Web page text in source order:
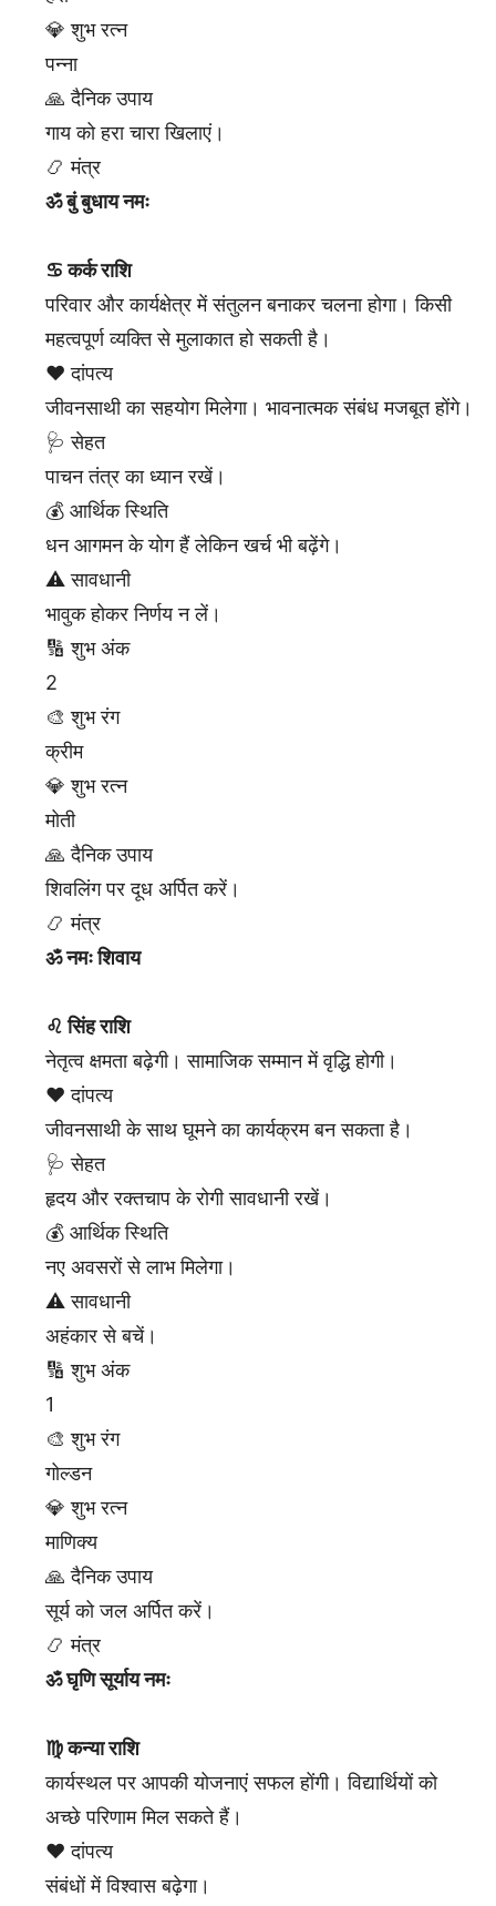
💎 शुभ रत्न
पन्ना
🙏 दैनिक उपाय
गाय को हरा चारा खिलाएं।
📿 मंत्र
ॐ बुं बुधाय नमः
♋ कर्क राशि
परिवार और कार्यक्षेत्र में संतुलन बनाकर चलना होगा। किसी
महत्वपूर्ण व्यक्ति से मुलाकात हो सकती है।
❤️ दांपत्य
जीवनसाथी का सहयोग मिलेगा। भावनात्मक संबंध मजबूत होंगे।
🩺 सेहत
पाचन तंत्र का ध्यान रखें।
💰 आर्थिक स्थिति
धन आगमन के योग हैं लेकिन खर्च भी बढ़ेंगे।
⚠️ सावधानी
भावुक होकर निर्णय न लें।
🔢 शुभ अंक
2
🎨 शुभ रंग
क्रीम
💎 शुभ रत्न
मोती
🙏 दैनिक उपाय
शिवलिंग पर दूध अर्पित करें।
📿 मंत्र
ॐ नमः शिवाय
♌ सिंह राशि
नेतृत्व क्षमता बढ़ेगी। सामाजिक सम्मान में वृद्धि होगी।
❤️ दांपत्य
जीवनसाथी के साथ घूमने का कार्यक्रम बन सकता है।
🩺 सेहत
हृदय और रक्तचाप के रोगी सावधानी रखें।
💰 आर्थिक स्थिति
नए अवसरों से लाभ मिलेगा।
⚠️ सावधानी
अहंकार से बचें।
🔢 शुभ अंक
1
🎨 शुभ रंग
गोल्डन
💎 शुभ रत्न
माणिक्य
🙏 दैनिक उपाय
सूर्य को जल अर्पित करें।
📿 मंत्र
ॐ घृणि सूर्याय नमः
♍ कन्या राशि
कार्यस्थल पर आपकी योजनाएं सफल होंगी। विद्यार्थियों को
अच्छे परिणाम मिल सकते हैं।
❤️ दांपत्य
संबंधों में विश्वास बढ़ेगा।